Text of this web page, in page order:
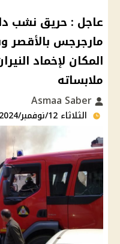
عاجل : حريق نشب
مارجرجس بالأقصر
المكان لإخماد
ملابساته
الثلاثاء 12/نوفمبر/2024 - 08:58 ص